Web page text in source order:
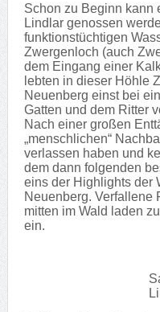
Schon zu Beginn kann
Lindlar genossen
funktionstüchtigen
Zwergenloch (auch
dem Eingang einer
lebten in dieser Höhle
Neuenberg einst bei
Gatten und dem Ritter
Nach einer großen
„menschlichen“
verlassen haben und
dem dann folgenden
eins der Highlights der
Neuenberg. Verfallene
mitten im Wald laden
ein.